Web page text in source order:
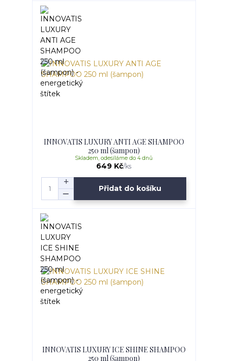
INNOVATIS LUXURY ANTI AGE SHAMPOO
250 ml (šampon)
649 Kč/ks
Skladem, odesíláme do 4 dnů
Přidat do košíku
INNOVATIS LUXURY ICE SHINE SHAMPOO
250 ml (šampon)